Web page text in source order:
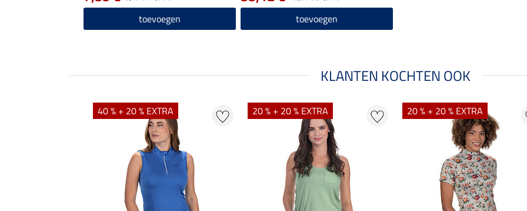
toevoegen toevoegen
KLANTEN KOCHTEN OOK
40 % + 20 % EXTRA 20 % + 20 % EXTRA 20 % + 20 % EXTRA